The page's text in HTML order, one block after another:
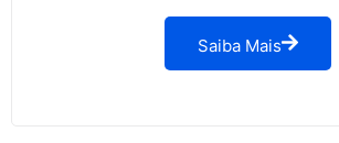
Saiba Mais